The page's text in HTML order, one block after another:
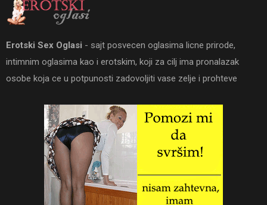
Erotski Sex Oglasi - sajt posvecen oglasima licne prirode,
intimnim oglasima kao i erotskim, koji za cilj ima pronalazak
osobe koja ce u potpunosti zadovoljiti vase zelje i prohteve